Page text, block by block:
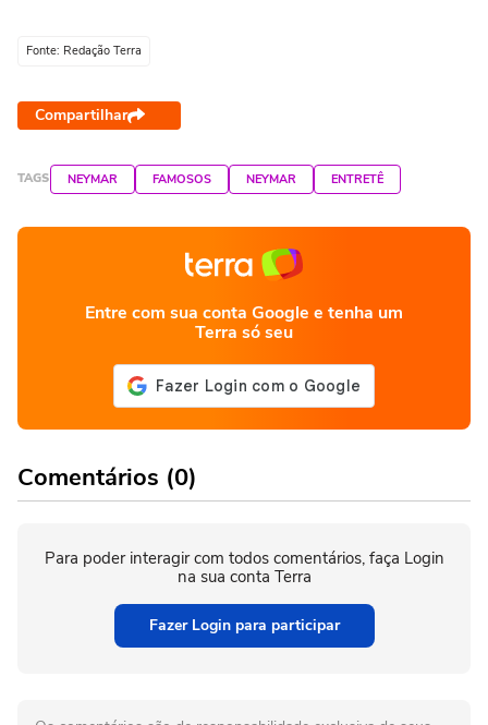
Fonte: Redação Terra
Compartilhar
TAGS NEYMAR FAMOSOS NEYMAR ENTRETÊ
Entre com sua conta Google e tenha um
Terra só seu
Comentários (0)
Para poder interagir com todos comentários, faça Login
na sua conta Terra
Fazer Login para participar